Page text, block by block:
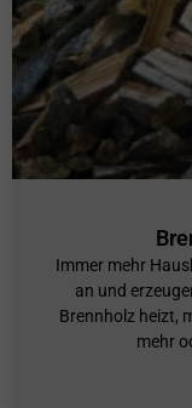
Immer mehr
an und
Brennholz heizt,
mehr